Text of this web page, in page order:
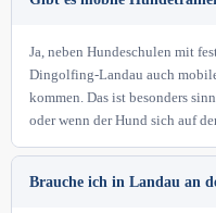
Ja, neben Hundeschulen mit
Dingolfing-Landau auch
kommen. Das ist besonders
oder wenn der Hund sich auf
Brauche ich in Landau an